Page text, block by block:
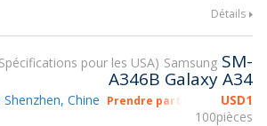
Détails
pour les USA Samsung SM-
A346B Galaxy A34
USD1
100pièces
Chine Prendre part à gsmX Hong